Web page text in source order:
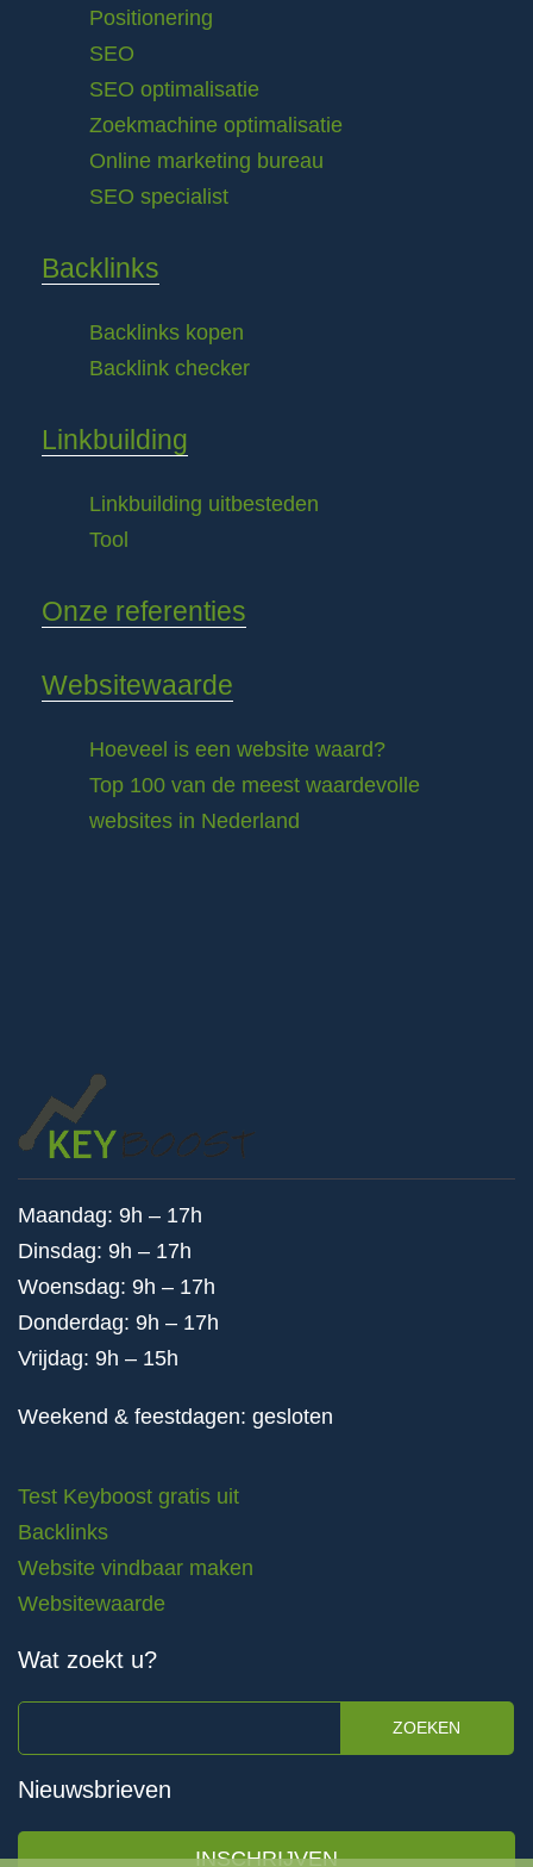
Positionering
SEO
SEO optimalisatie
Zoekmachine optimalisatie
Online marketing bureau
SEO specialist
Backlinks
Backlinks kopen
Backlink checker
Linkbuilding
Linkbuilding uitbesteden
Tool
Onze referenties
Websitewaarde
Hoeveel is een website waard?
Top 100 van de meest waardevolle
websites in Nederland
Maandag: 9h – 17h
Dinsdag: 9h – 17h
Woensdag: 9h – 17h
Donderdag: 9h – 17h
Vrijdag: 9h – 15h
Weekend & feestdagen: gesloten
Test Keyboost gratis uit
Backlinks
Website vindbaar maken
Websitewaarde
Wat zoekt u?
ZOEKEN
Nieuwsbrieven
INSCHRIJVEN